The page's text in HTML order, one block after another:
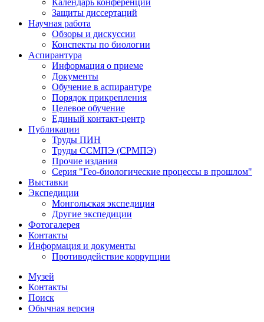
Защиты диссертаций
Научная работа
Обзоры и дискуссии
Конспекты по биологии
Аспирантура
Информация о приеме
Документы
Обучение в аспирантуре
Порядок прикрепления
Целевое обучение
Единый контакт-центр
Публикации
Труды ПИН
Труды ССМПЭ (СРМПЭ)
Прочие издания
Серия "Гео-биологические процессы в прошлом"
Выставки
Экспедиции
Монгольская экспедиция
Другие экспедиции
Фотогалерея
Контакты
Информация и документы
Противодействие коррупции
Музей
Контакты
Поиск
Обычная версия